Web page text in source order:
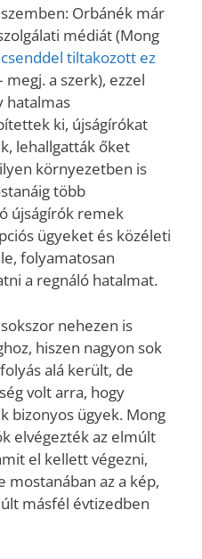
Orbánék már
médiát (Mong
tiltakozott ez
megj. a szerk), ezzel
hatalmas
ki, újságírókat
lehallgatták őket
környezetben is
több
újságírók remek
ügyeket és közéleti
folyamatosan
a regnáló hatalmat.
nehezen is
hiszen nagyon sok
alá került, de
volt arra, hogy
bizonyos ügyek. Mong
elvégezték az elmúlt
el kellett végezni,
mostanában az a kép,
másfél évtizedben